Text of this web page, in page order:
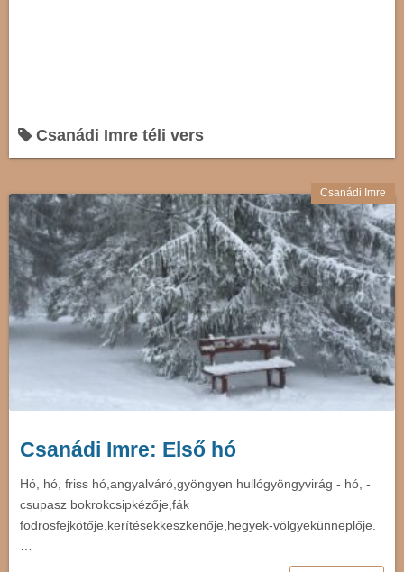
Csanádi Imre téli vers
Csanádi Imre
Csanádi Imre: Első hó
Hó, hó, friss hó,angyalváró,gyöngyen hullógyöngyvirág - hó, -
csupasz bokrokcsipkézője,fák
fodrosfejkötője,kerítésekkeszkenője,hegyek-völgyekünneplője.